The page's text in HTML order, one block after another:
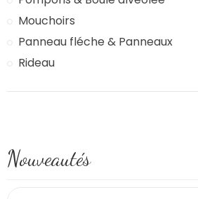
Mouchoirs
Panneau fléche & Panneaux
Rideau
Nouveautés